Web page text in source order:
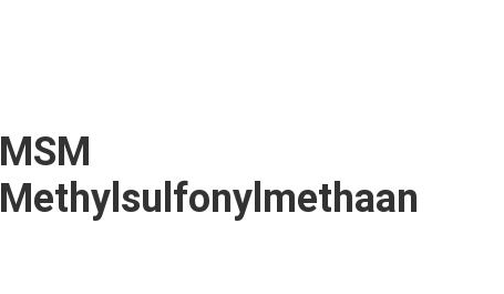
MSM
Methylsulfonylmethaan